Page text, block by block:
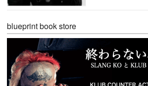
blueprint book store